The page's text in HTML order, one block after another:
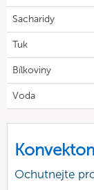
Sacharidy
Tuk
Bílkoviny
Voda
Ochutnejte